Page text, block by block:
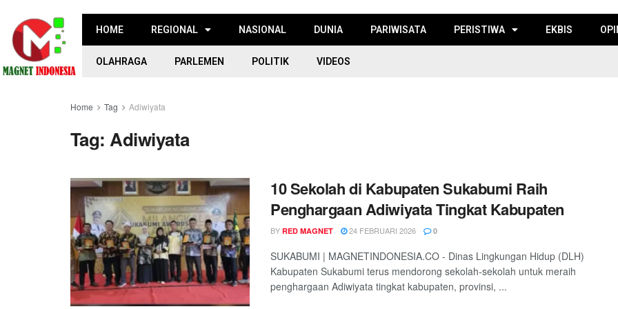
HOME REGIONAL NASIONAL DUNIA PARIWISATA PERISTIWA EKBIS
OLAHRAGA PARLEMEN POLITIK VIDEOS
Home Tag Adiwiyata
Tag:Adiwiyata
10 Sekolah di Kabupaten Sukabumi Raih
Penghargaan Adiwiyata Tingkat Kabupaten
BY RED MAGNET 24 FEBRUARI 2026 0
SUKABUMI | MAGNETINDONESIA.CO - Dinas Lingkungan Hidup (DLH)
Kabupaten Sukabumi terus mendorong sekolah-sekolah untuk meraih
penghargaan Adiwiyata tingkat kabupaten, provinsi, ...